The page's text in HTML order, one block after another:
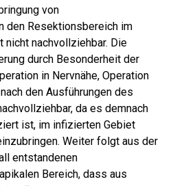
von
den Resektionsbereich im
nicht nachvollziehbar. Die
durch Besonderheit der
in Nervnähe, Operation
den Ausführungen des
da es demnach
ist, im infizierten Gebiet
Weiter folgt aus der
entstandenen
Bereich, dass aus